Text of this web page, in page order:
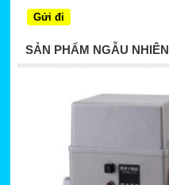
SẢN PHẨM NGẪU NHIÊN